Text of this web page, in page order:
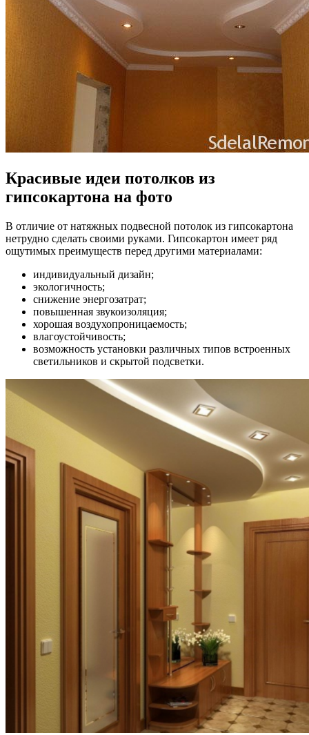
Красивые идеи потолков из
гипсокартона на фото
В отличие от натяжных подвесной потолок из гипсокартона
нетрудно сделать своими руками. Гипсокартон имеет ряд
ощутимых преимуществ перед другими материалами:
индивидуальный дизайн;
экологичность;
снижение энергозатрат;
повышенная звукоизоляция;
хорошая воздухопроницаемость;
влагоустойчивость;
возможность установки различных типов встроенных
светильников и скрытой подсветки.